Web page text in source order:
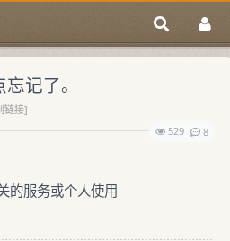
记了。
链接]
529
8
的服务或个人使用